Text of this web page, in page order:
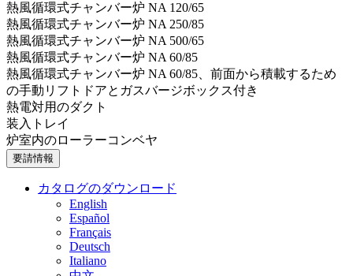
熱風循環式チャンバー炉 NA 120/65
熱風循環式チャンバー炉 NA 250/85
熱風循環式チャンバー炉 NA 500/65
熱風循環式チャンバー炉 NA 60/85
熱風循環式チャンバー炉 NA 60/85、前面から積載するため
の手動リフトドアとガスバージボックス付き
熱電対用のダクト
装入トレイ
炉室内のローラーコンベヤ
要請情報
カタログのダウンロード
English
Español
Français
Deutsch
Italiano